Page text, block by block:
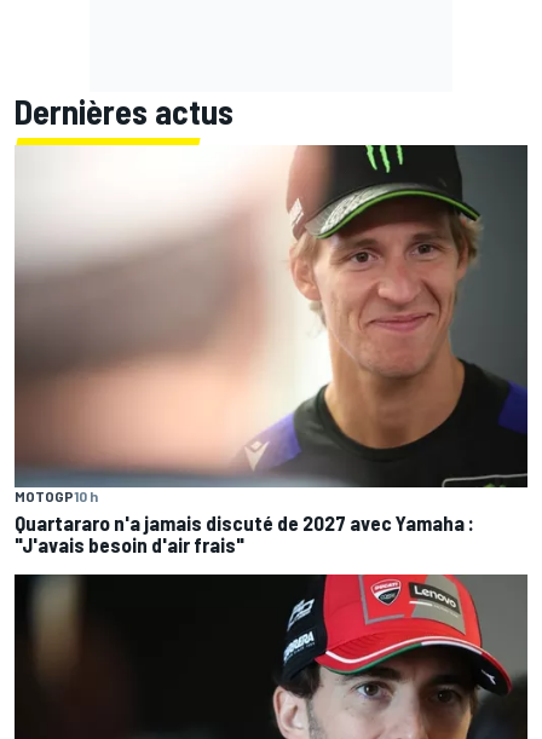
Dernières actus
MOTOGP10 h
Quartararo n'a jamais discuté de 2027 avec Yamaha :
"J'avais besoin d'air frais"